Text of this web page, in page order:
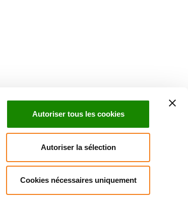
Autoriser tous les cookies
Autoriser la sélection
Cookies nécessaires uniquement
Inscrivez-vous à la newsletter
ActualitésDroits du patient